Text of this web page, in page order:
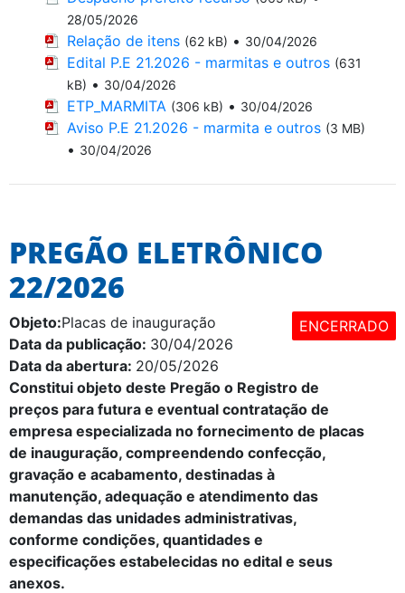
28/05/2026
Relação de itens (62 kB) • 30/04/2026
Edital P.E 21.2026 - marmitas e outros (631
kB) • 30/04/2026
ETP_MARMITA (306 kB) • 30/04/2026
Aviso P.E 21.2026 - marmita e outros (3 MB)
• 30/04/2026
PREGÃO ELETRÔNICO
22/2026
ENCERRADO
Objeto:Placas de inauguração
Data da publicação: 30/04/2026
Data da abertura: 20/05/2026
Constitui objeto deste Pregão o Registro de
preços para futura e eventual contratação de
empresa especializada no fornecimento de placas
de inauguração, compreendendo confecção,
gravação e acabamento, destinadas à
manutenção, adequação e atendimento das
demandas das unidades administrativas,
conforme condições, quantidades e
especificações estabelecidas no edital e seus
anexos.